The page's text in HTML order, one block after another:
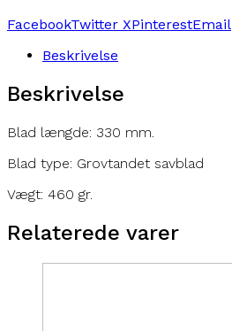
FacebookTwitter XPinterestEmail
Beskrivelse
Beskrivelse
Blad længde: 330 mm.
Blad type: Grovtandet savblad
Vægt: 460 gr.
Relaterede varer